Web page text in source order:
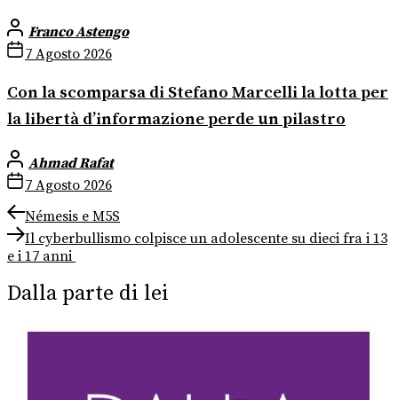
Franco Astengo
7 Agosto 2026
Con la scomparsa di Stefano Marcelli la lotta per
la libertà d’informazione perde un pilastro
Ahmad Rafat
7 Agosto 2026
Navigazione
articoli
Previous
post:
Némesis e M5S
Next
post:
Il cyberbullismo colpisce un adolescente su dieci fra i 13
e i 17 anni
Dalla parte di lei